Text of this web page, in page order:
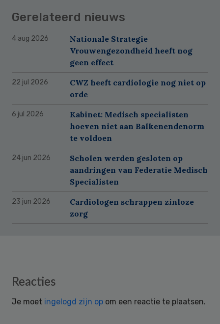
Gerelateerd nieuws
4 aug 2026
Nationale Strategie
Vrouwengezondheid heeft nog
geen effect
22 jul 2026
CWZ heeft cardiologie nog niet op
orde
6 jul 2026
Kabinet: Medisch specialisten
hoeven niet aan Balkenendenorm
te voldoen
24 jun 2026
Scholen werden gesloten op
aandringen van Federatie Medisch
Specialisten
23 jun 2026
Cardiologen schrappen zinloze
zorg
Reader
Reacties
Je moet ingelogd zijn op om een reactie te plaatsen.